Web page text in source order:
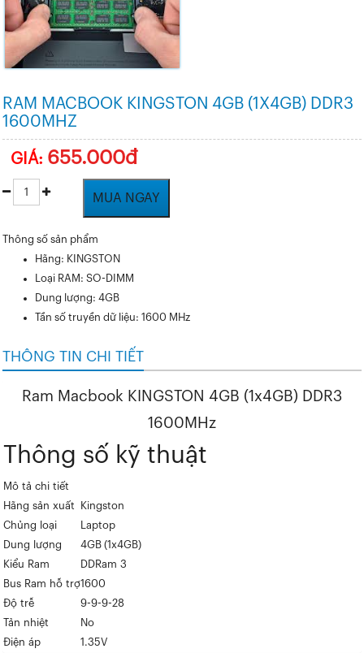
RAM MACBOOK KINGSTON 4GB (1X4GB) DDR3
1600MHZ
GIÁ: 655.000đ
MUA NGAY
Thông số sản phẩm
Hãng: KINGSTON
Loại RAM: SO-DIMM
Dung lượng: 4GB
Tần số truyền dữ liệu: 1600 MHz
THÔNG TIN CHI TIẾT
Ram Macbook KINGSTON 4GB (1x4GB) DDR3
1600MHz
Thông số kỹ thuật
Mô tả chi tiết
Hãng sản xuất
Kingston
Chủng loại
Laptop
Dung lượng
4GB (1x4GB)
Kiểu Ram
DDRam 3
Bus Ram hỗ trợ1600
Độ trễ
9-9-9-28
Tản nhiệt
No
Điện áp
1.35V